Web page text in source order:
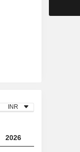
INR
2026